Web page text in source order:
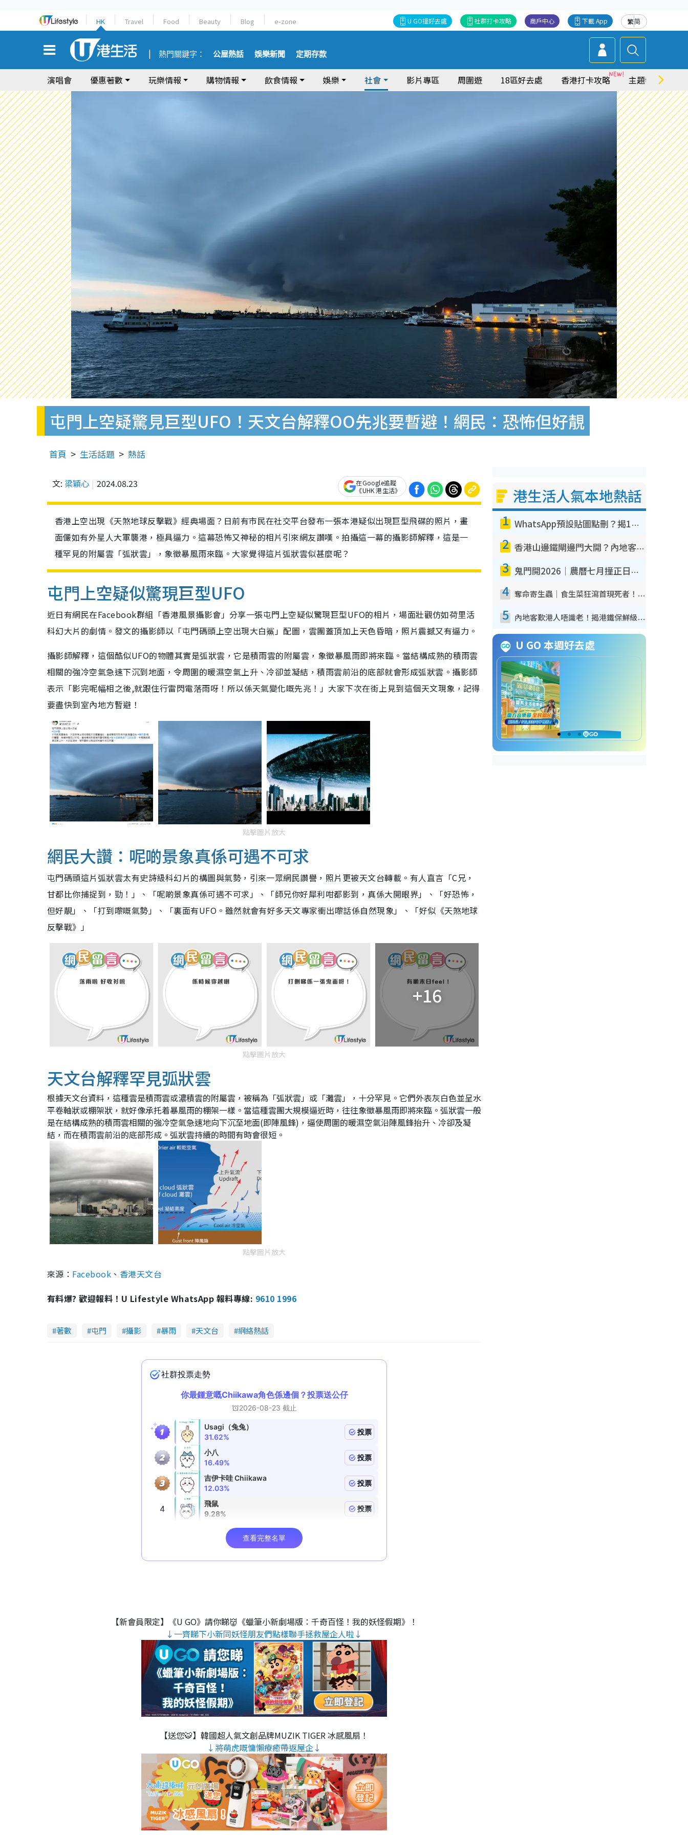
HK Travel Food Beauty Blog e-zone 繁简
下載 App
商戶中心
社群打卡攻略
U GO搵好去處
熱門關鍵字： 公屋熱話 娛樂新聞 定期存款
演唱會 優惠著數 玩樂情報 購物情報 飲食情報 娛樂 社會 影片專區 周圍遊 18區好去處 香港打卡攻略 主題特集
屯門上空疑驚見巨型UFO！天文台解釋OO先兆要暫避！網民：恐怖但好靚
首頁 生活話題 熱話
文: 梁穎心 2024.08.23
在Google追蹤
《UHK 港生活》
香港上空出現《天煞地球反擊戰》經典場面？日前有市民在社交平台發布一張本港疑似出現巨型飛碟的照片，畫
面儼如有外星人大軍襲港，極具逼力。這幕恐怖又神秘的相片引來網友讚嘆。拍攝這一幕的攝影師解釋，這是一
種罕見的附屬雲「弧狀雲」，象徵暴風雨來臨。大家覺得這片弧狀雲似甚麼呢？
屯門上空疑似驚現巨型UFO
近日有網民在Facebook群組「香港風景攝影會」分享一張屯門上空疑似驚現巨型UFO的相片，場面壯觀仿如荷里活
科幻大片的劇情。發文的攝影師以「屯門碼頭上空出現大白鯊」配圖，雲團蓋頂加上天色昏暗，照片震撼又有逼力。
攝影師解釋，這個酷似UFO的物體其實是弧狀雲，它是積雨雲的附屬雲，象徵暴風雨即將來臨。當結構成熟的積雨雲
相關的強冷空氣急速下沉到地面，令周圍的暖濕空氣上升、冷卻並凝結，積雨雲前沿的底部就會形成弧狀雲。攝影師
表示「影完呢幅相之後,就跟住行雷閃電落雨呀！所以係天氣變化嘅先兆！」大家下次在街上見到這個天文現象，記得
要盡快到室內地方暫避！
點擊圖片放大
網民大讚：呢啲景象真係可遇不可求
屯門碼頭這片弧狀雲太有史詩級科幻片的構圖與氣勢，引來一眾網民讚譽，照片更被天文台轉載。有人直言「C兄，
甘都比你捕捉到，勁！」、「呢啲景象真係可遇不可求」、「師兄你好犀利咁都影到，真係大開眼界」、「好恐怖，
但好靚」、「打到嚟嘅氣勢」、「裏面有UFO。雖然就會有好多天文專家衝出嚟話係自然現象」、「好似《天煞地球
反擊戰》」
+16
點擊圖片放大
天文台解釋罕見弧狀雲
根據天文台資料，這種雲是積雨雲或濃積雲的附屬雲，被稱為「弧狀雲」或「灘雲」，十分罕見。它們外表灰白色並呈水
平卷軸狀或棚架狀，就好像承托着暴風雨的棚架一樣。當這種雲團大規模逼近時，往往象徵暴風雨即將來臨。弧狀雲一般
是在結構成熟的積雨雲相關的強冷空氣急速地向下沉至地面(即陣風鋒)，逼使周圍的暖濕空氣沿陣風鋒抬升、冷卻及凝
結，而在積雨雲前沿的底部形成。弧狀雲持續的時間有時會很短。
點擊圖片放大
來源： Facebook 、 香港天文台
有料爆? 歡迎報料！U Lifestyle WhatsApp 報料專線: 9610 1996
著數 屯門 攝影 暴雨 天文台 網絡熱話
【新會員限定】《U GO》請你睇👹《蠟筆小新劇場版：千奇百怪！我的妖怪假期》！
↓一齊睇下小新同妖怪朋友們點樣聯手拯救屋企人啦↓
【送您🐯】韓國超人氣文創品牌MUZIK TIGER 冰感風扇！
↓將萌虎嘅慵懶療癒帶返屋企↓
港生活人氣本地熱話
1 WhatsApp預設貼圖點刪？揭1招「反向操作」還原簡潔介面 附3步實測教學
2 香港山邊鐵閘邊門大開？內地客困惑意義何在！網民神回覆：呢種叫法理性防禦
3 鬼門開2026｜農曆七月撞正日全食特別邪？專家警告切忌做一事！揭4大禁忌+2招保平安
4 奪命寄生蟲｜食生菜狂瀉首現死者！疫潮惡化錄1.8萬宗病例 揭洗菜3大謬誤
5 內地客歎港人唔識老！揭港鐵保鮮級冷氣 港人求放過：咪投訴
U GO 本週好去處